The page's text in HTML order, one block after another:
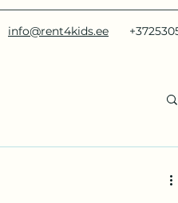
info@rent4kids.ee